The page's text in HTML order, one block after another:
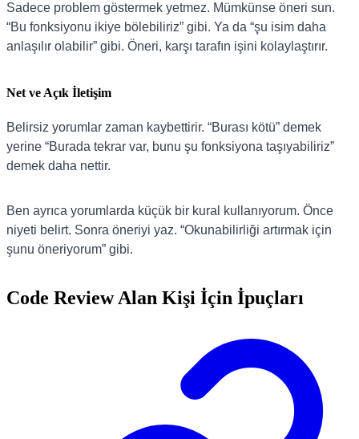
Sadece problem göstermek yetmez. Mümkünse öneri sun.
“Bu fonksiyonu ikiye bölebiliriz” gibi. Ya da “şu isim daha
anlaşılır olabilir” gibi. Öneri, karşı tarafın işini kolaylaştırır.
Net ve Açık İletişim
Belirsiz yorumlar zaman kaybettirir. “Burası kötü” demek
yerine “Burada tekrar var, bunu şu fonksiyona taşıyabiliriz”
demek daha nettir.
Ben ayrıca yorumlarda küçük bir kural kullanıyorum. Önce
niyeti belirt. Sonra öneriyi yaz. “Okunabilirliği artırmak için
şunu öneriyorum” gibi.
Code Review Alan Kişi İçin İpuçları